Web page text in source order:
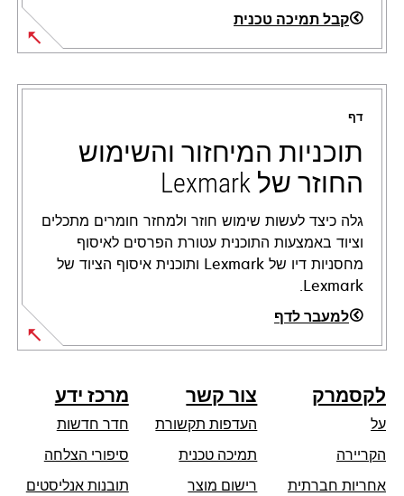
קבל תמיכה טכנית
opens
in
new
tab
דף
תוכניות המיחזור והשימוש
החוזר של Lexmark
גלה כיצד לעשות שימוש חוזר ולמחזר חומרים מתכלים
וציוד באמצעות התוכנית עטורת הפרסים לאיסוף
מחסניות דיו של Lexmark ותוכנית איסוף הציוד של
Lexmark.
למעבר לדף
לקסמרק
על
הקריירה
אחריות חברתית
צור קשר
העדפות תקשורת
תמיכה טכניתopens
רישום מוצר
מרכז ידע
חדר חדשות
סיפורי הצלחה
תובנות אנליסטים